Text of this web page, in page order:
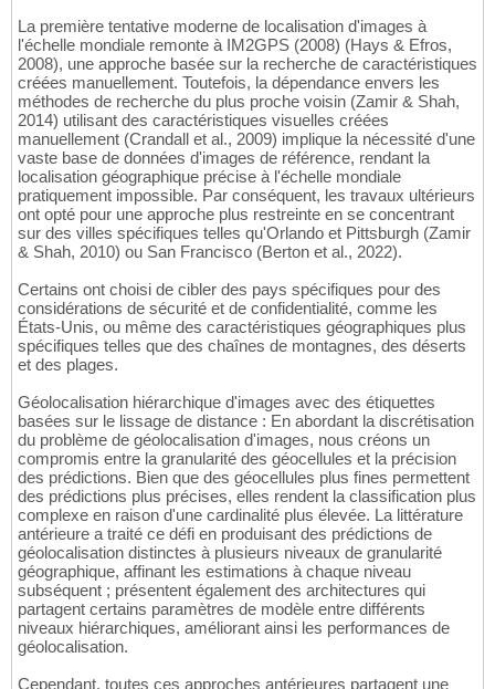
La première tentative moderne de localisation d'images à
l'échelle mondiale remonte à IM2GPS (2008) (Hays & Efros,
2008), une approche basée sur la recherche de caractéristiques
créées manuellement. Toutefois, la dépendance envers les
méthodes de recherche du plus proche voisin (Zamir & Shah,
2014) utilisant des caractéristiques visuelles créées
manuellement (Crandall et al., 2009) implique la nécessité d'une
vaste base de données d'images de référence, rendant la
localisation géographique précise à l'échelle mondiale
pratiquement impossible. Par conséquent, les travaux ultérieurs
ont opté pour une approche plus restreinte en se concentrant
sur des villes spécifiques telles qu'Orlando et Pittsburgh (Zamir
& Shah, 2010) ou San Francisco (Berton et al., 2022).
Certains ont choisi de cibler des pays spécifiques pour des
considérations de sécurité et de confidentialité, comme les
États-Unis, ou même des caractéristiques géographiques plus
spécifiques telles que des chaînes de montagnes, des déserts
et des plages.
Géolocalisation hiérarchique d'images avec des étiquettes
basées sur le lissage de distance : En abordant la discrétisation
du problème de géolocalisation d'images, nous créons un
compromis entre la granularité des géocellules et la précision
des prédictions. Bien que des géocellules plus fines permettent
des prédictions plus précises, elles rendent la classification plus
complexe en raison d'une cardinalité plus élevée. La littérature
antérieure a traité ce défi en produisant des prédictions de
géolocalisation distinctes à plusieurs niveaux de granularité
géographique, affinant les estimations à chaque niveau
subséquent ; présentent également des architectures qui
partagent certains paramètres de modèle entre différents
niveaux hiérarchiques, améliorant ainsi les performances de
géolocalisation.
Cependant, toutes ces approches antérieures partagent une